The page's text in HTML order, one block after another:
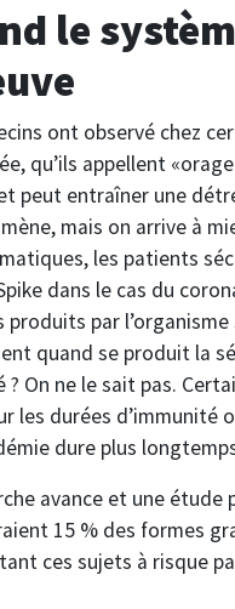
le
ont observé chez
qu’ils appellent
peut entraîner une
mais on arrive à
les patients
dans le cas du
produits par
quand se produit la
? On ne le sait pas.
les durées d’immunité
dure plus
avance et une
15 % des formes
ces sujets à risque